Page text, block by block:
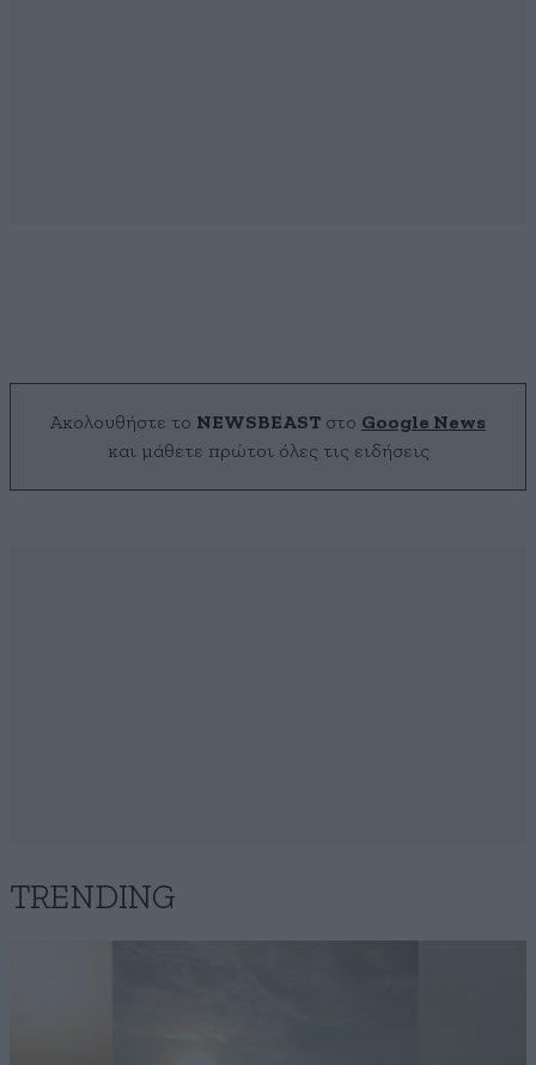
Ακολουθήστε το NEWSBEAST στο Google News
και μάθετε πρώτοι όλες τις ειδήσεις
TRENDING